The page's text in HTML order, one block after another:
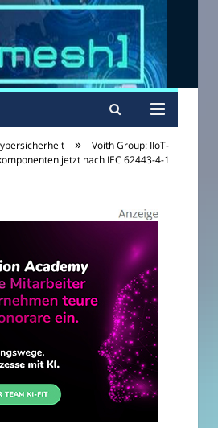
»
Voith Group: IIoT-
jetzt nach IEC 62443-4-1